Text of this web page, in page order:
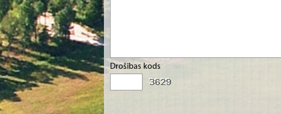
Drošības kods